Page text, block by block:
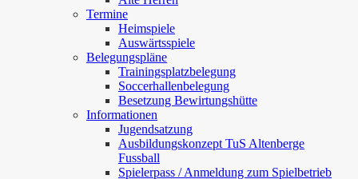
Termine
Heimspiele
Auswärtsspiele
Belegungspläne
Trainingsplatzbelegung
Soccerhallenbelegung
Besetzung Bewirtungshütte
Informationen
Jugendsatzung
Ausbildungskonzept TuS Altenberge
Fussball
Spielerpass / Anmeldung zum Spielbetrieb